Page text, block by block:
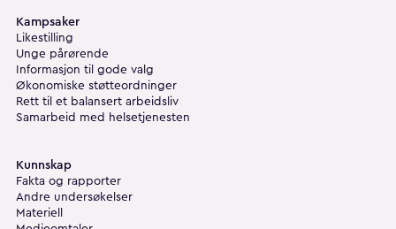
Kampsaker
Likestilling
Unge pårørende
Informasjon til gode valg
Økonomiske støtteordninger
Rett til et balansert arbeidsliv
Samarbeid med helsetjenesten
Kunnskap
Fakta og rapporter
Andre undersøkelser
Materiell